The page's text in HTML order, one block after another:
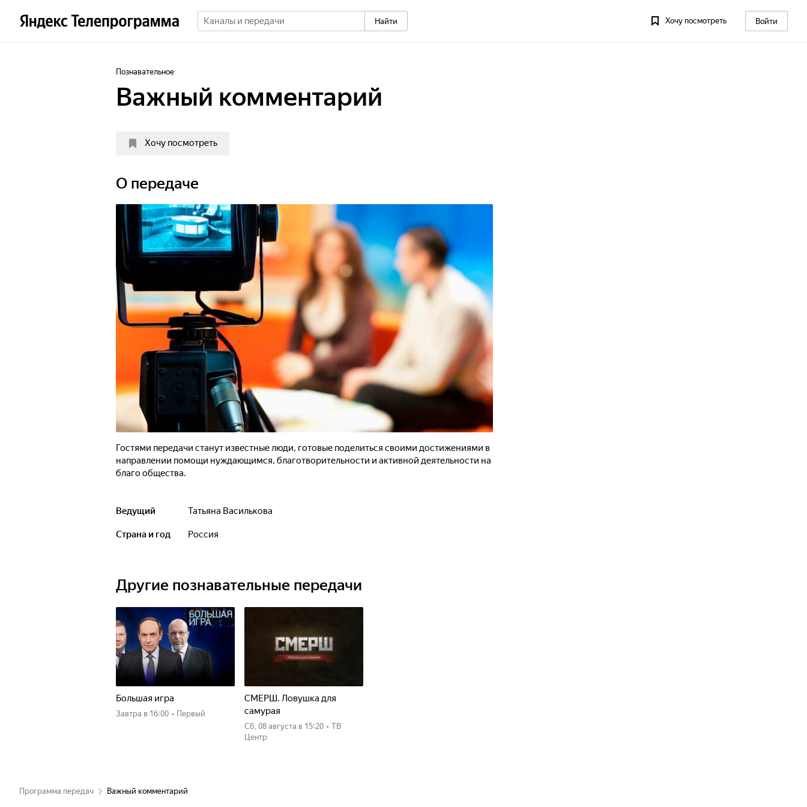
Найти Хочу посмотреть Войти
Познавательное
Важный комментарий
Хочу посмотреть
О передаче
Гостями передачи станут известные люди, готовые поделиться своими достижениями в
направлении помощи нуждающимся, благотворительности и активной деятельности на
благо общества.
Ведущий Татьяна Василькова
Страна и год Россия
Другие познавательные передачи
Большая игра
Завтра в 16:00 • Первый
СМЕРШ. Ловушка для
самурая
сб, 08 августа в 15:20 • ТВ
Центр
Программа передач Важный комментарий